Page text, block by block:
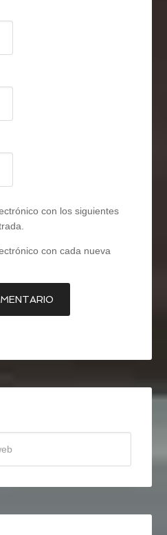
con los siguientes
con cada nueva